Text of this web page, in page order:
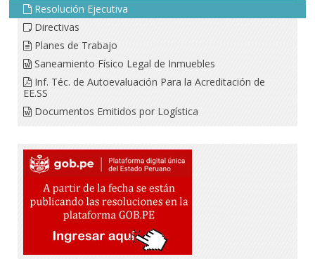
Resolución Ejecutiva
Directivas
Planes de Trabajo
Saneamiento Físico Legal de Inmuebles
Inf. Téc. de Autoevaluación Para la Acreditación de
EE.SS
Documentos Emitidos por Logística